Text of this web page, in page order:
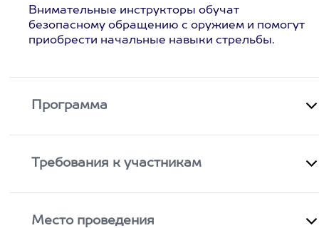
Внимательные инструкторы обучат
безопасному обращению с оружием и помогут
приобрести начальные навыки стрельбы.
Программа
Требования к участникам
Место проведения